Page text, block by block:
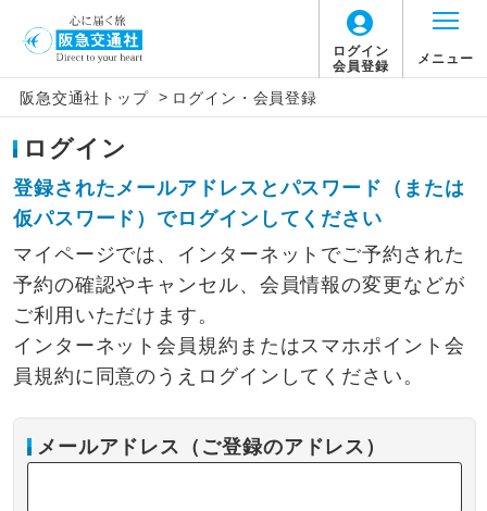
ログイン
会員登録
メニュー
阪急交通社トップ > ログイン・会員登録
ログイン
登録されたメールアドレスとパスワード（または
仮パスワード）でログインしてください
マイページでは、インターネットでご予約された
予約の確認やキャンセル、会員情報の変更などが
ご利用いただけます。
インターネット会員規約またはスマホポイント会
員規約に同意のうえログインしてください。
メールアドレス（ご登録のアドレス）